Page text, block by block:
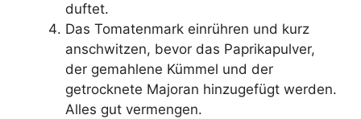
duftet.
Das Tomatenmark einrühren und kurz
anschwitzen, bevor das Paprikapulver,
der gemahlene Kümmel und der
getrocknete Majoran hinzugefügt werden.
Alles gut vermengen.